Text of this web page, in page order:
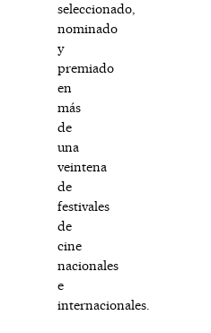
seleccionado,
nominado
y
premiado
en
más
de
una
veintena
de
festivales
de
cine
nacionales
e
internacionales.